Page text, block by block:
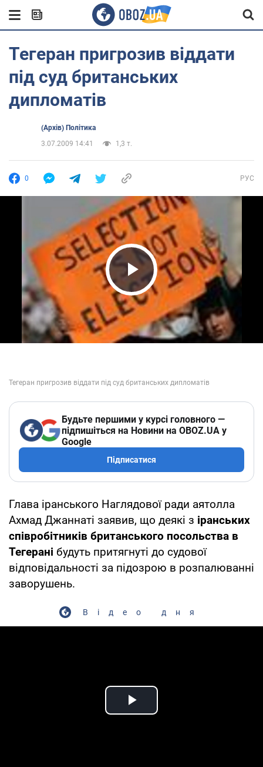
Тегеран пригрозив віддати
під суд британських
дипломатів
(Архів) Політика
3.07.2009 14:41
1,3 т.
0 РУС
Play Video
Будьте першими у курсі головного —
підпишіться на Новини на OBOZ.UA у
Google
Підписатися
Глава іранського Наглядової ради аятолла
Ахмад Джаннаті заявив, що деякі з іранських
співробітників британського посольства в
Тегерані будуть притягнуті до судової
відповідальності за підозрою в розпалюванні
заворушень.
Відео дня
Play Video